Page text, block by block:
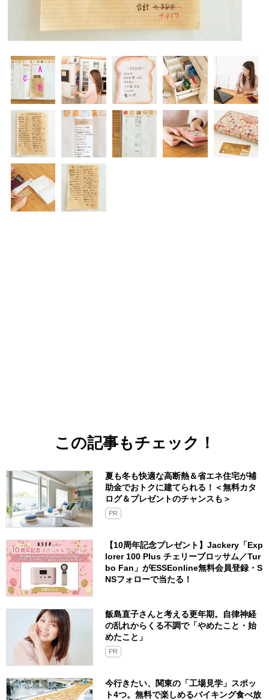
この記事もチェック！
夏も冬も快適な高断熱＆省エネ住宅が補
助金でおトクに建てられる！＜無料カタ
ログ＆プレゼントのチャンスも＞
PR
【10周年記念プレゼント】Jackery「Exp
lorer 100 Plus チェリーブロッサム／Tur
bo Fan」がESSEonline無料会員登録・S
NSフォローで当たる！
飯島直子さんと考える更年期。自律神経
の乱れからくる不調で「やめたこと・始
めたこと」
PR
今行きたい、関東の「工場見学」スポッ
ト4つ。無料で楽しめるバイキング食べ放